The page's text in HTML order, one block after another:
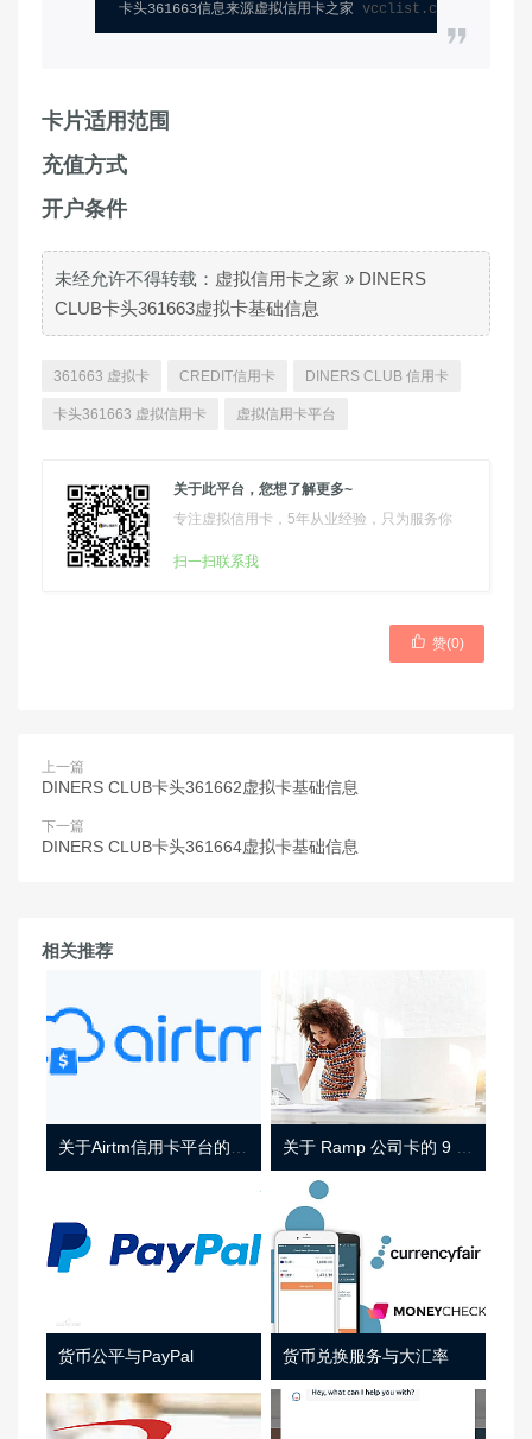
卡头361663信息来源虚拟信用卡之家 vcclist.com
卡片适用范围
充值方式
开户条件
未经允许不得转载： 虚拟信用卡之家 » DINERS
CLUB卡头361663虚拟卡基础信息
361663 虚拟卡 CREDIT信用卡 DINERS CLUB 信用卡
卡头361663 虚拟信用卡 虚拟信用卡平台
关于此平台，您想了解更多~
专注虚拟信用卡，5年从业经验，只为服务你
扫一扫联系我
 赞(0)
上一篇
DINERS CLUB卡头361662虚拟卡基础信息
下一篇
DINERS CLUB卡头361664虚拟卡基础信息
相关推荐
货币公平与PayPal 货币兑换服务与大汇率